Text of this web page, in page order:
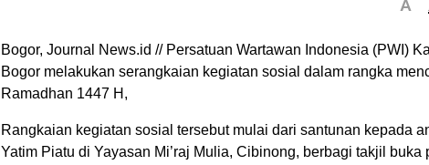
A
Bogor, Journal News.id // Persatuan Wartawan Indonesia (PWI)
Bogor melakukan serangkaian kegiatan sosial dalam rangka
Ramadhan 1447 H,
Rangkaian kegiatan sosial tersebut mulai dari santunan kepada
Yatim Piatu di Yayasan Mi’raj Mulia, Cibinong, berbagi takjil buka